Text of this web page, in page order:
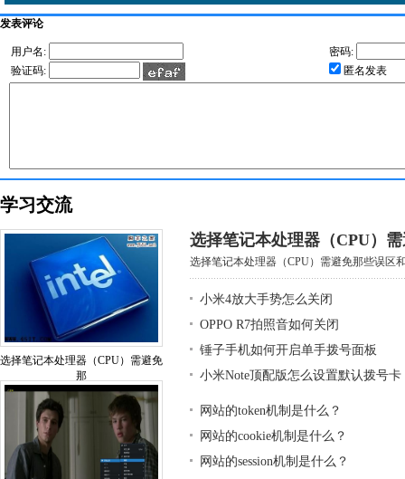
发表评论
用户名:
密码:
验证码:
匿名发表
学习交流
选择笔记本处理器（CPU）需避免
那
选择笔记本处理器（CPU）
选择笔记本处理器（CPU）需避免那些误区
小米4放大手势怎么关闭
OPPO R7拍照音如何关闭
锤子手机如何开启单手拨号面板
小米Note顶配版怎么设置默认拨号卡
网站的token机制是什么？
网站的cookie机制是什么？
网站的session机制是什么？